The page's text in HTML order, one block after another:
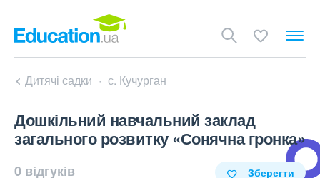
Дитячі садки с. Кучурган
Дошкільний навчальний заклад
загального розвитку «Сонячна гронка»
0 відгуків Зберегти